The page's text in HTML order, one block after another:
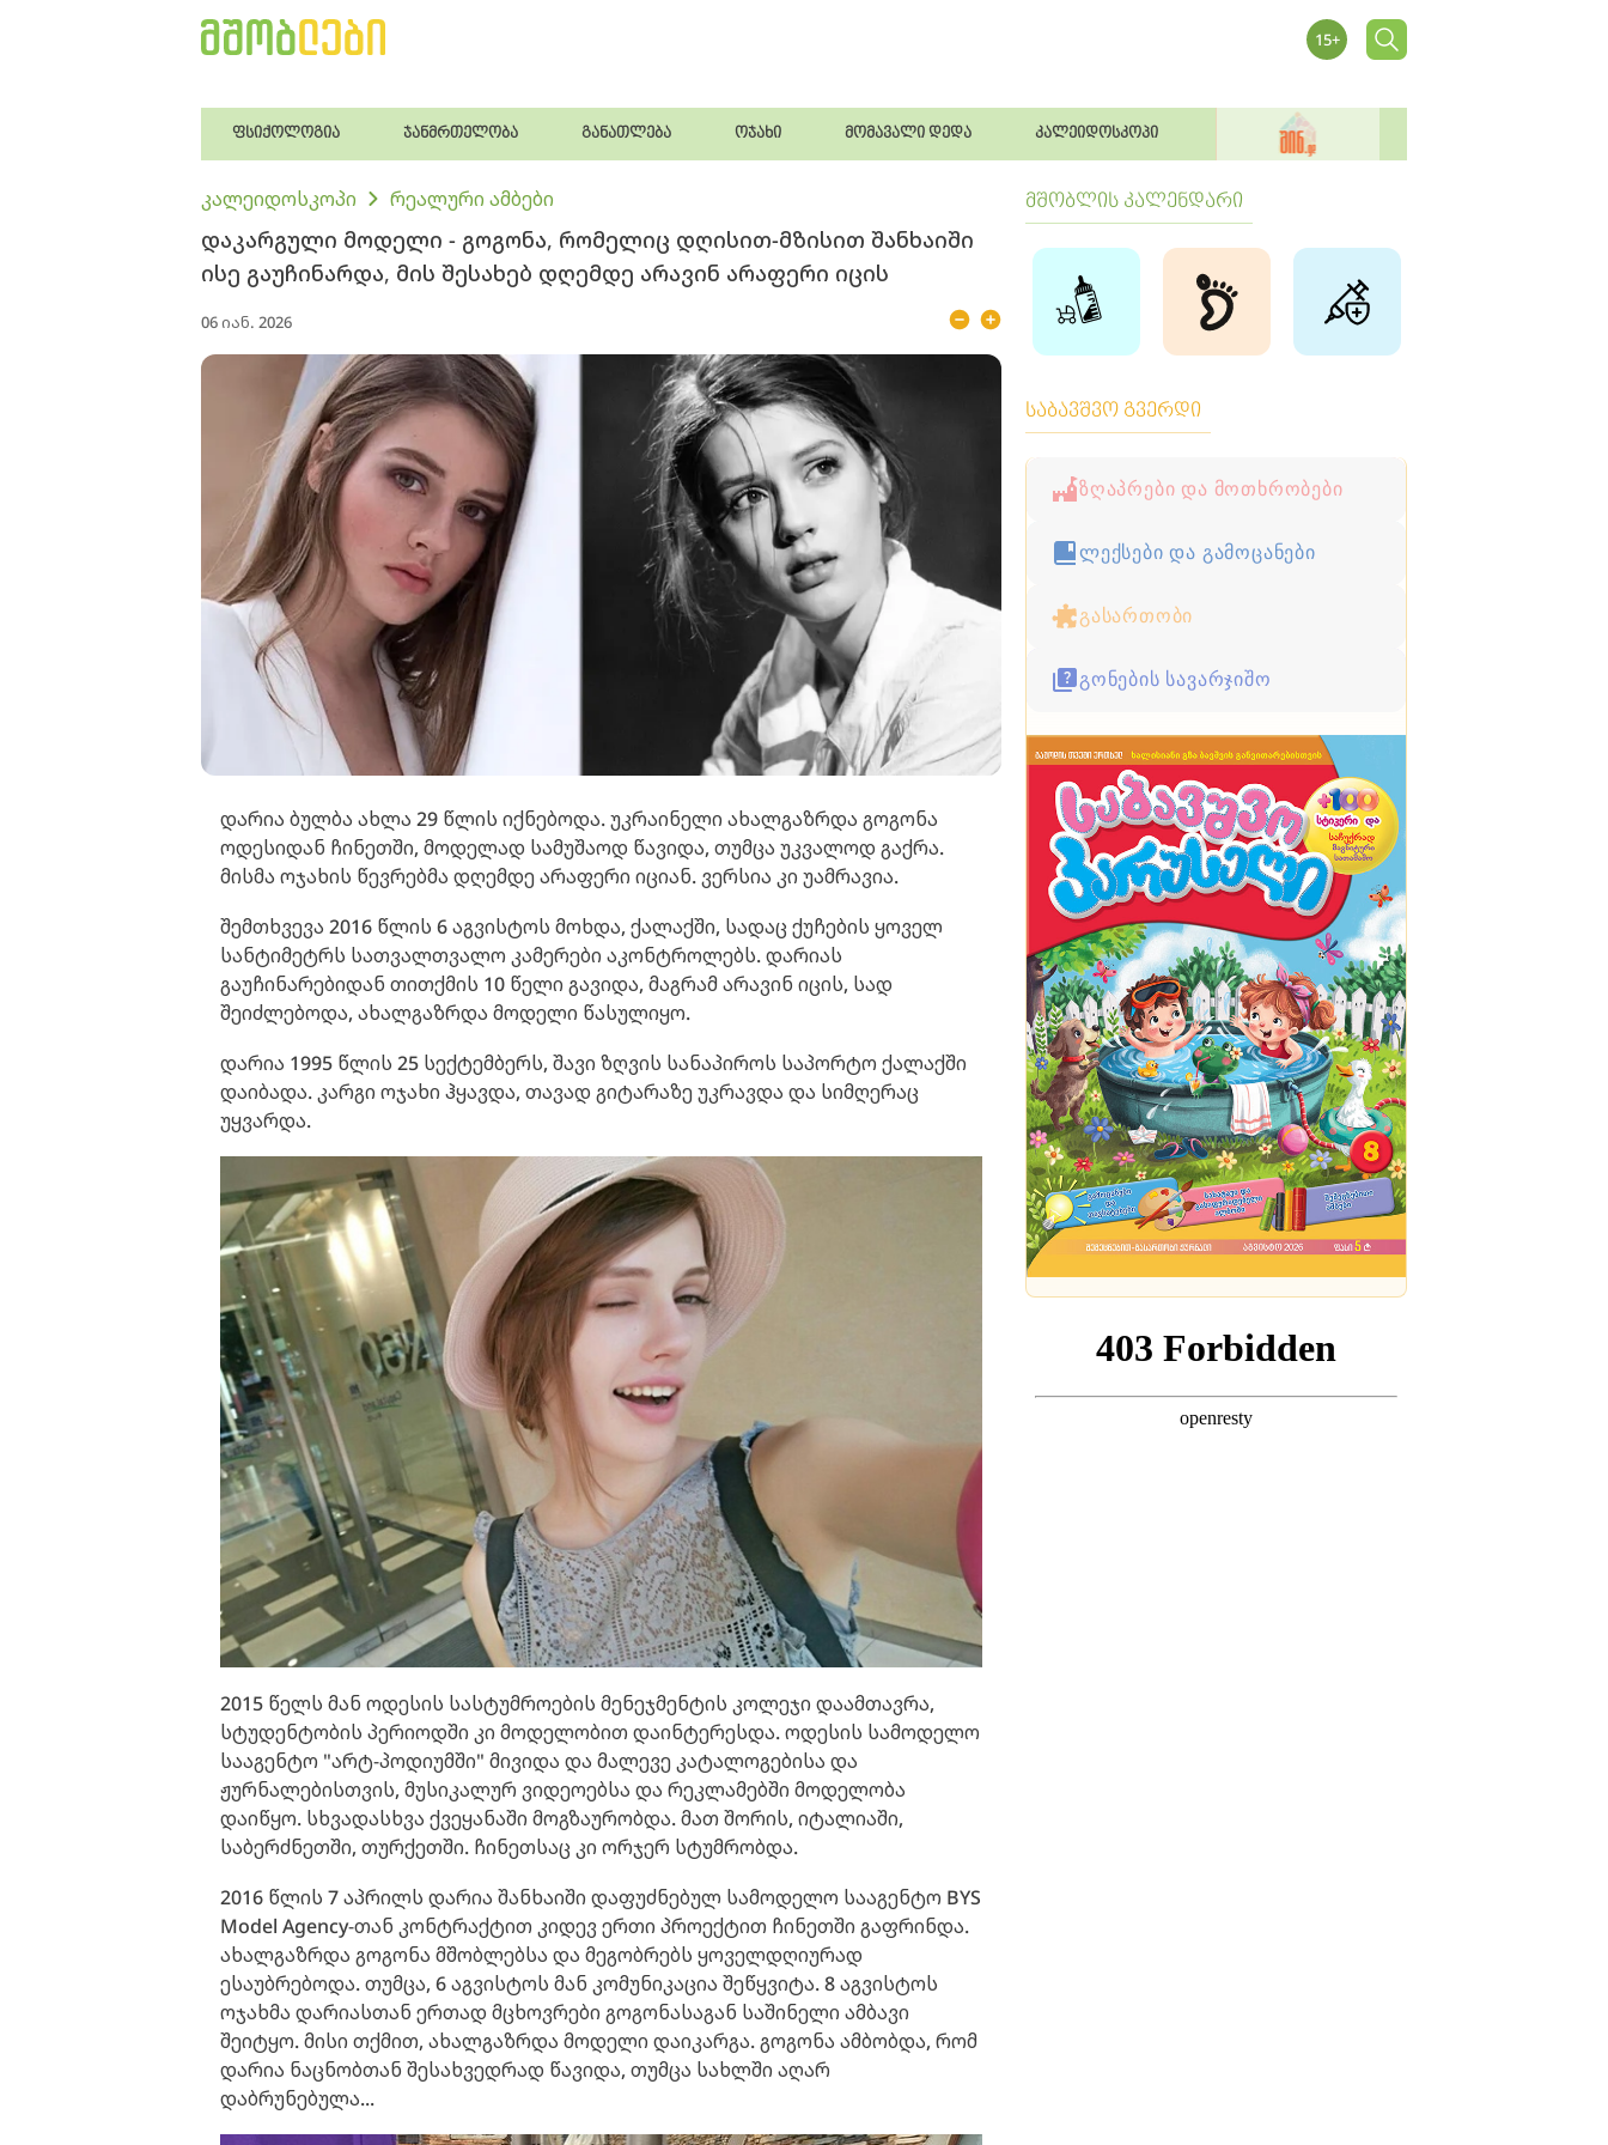
ფსიქოლოგია ჯანმრთელობა განათლება ოჯახი მომავალი დედა კალეიდოსკოპი
კალეიდოსკოპი რეალური ამბები
დაკარგული მოდელი - გოგონა, რომელიც დღისით-მზისით შანხაიში
ისე გაუჩინარდა, მის შესახებ დღემდე არავინ არაფერი იცის
06 იან. 2026
დარია ბულბა ახლა 29 წლის იქნებოდა. უკრაინელი ახალგაზრდა გოგონა
ოდესიდან ჩინეთში, მოდელად სამუშაოდ წავიდა, თუმცა უკვალოდ გაქრა.
მისმა ოჯახის წევრებმა დღემდე არაფერი იციან. ვერსია კი უამრავია.
შემთხვევა 2016 წლის 6 აგვისტოს მოხდა, ქალაქში, სადაც ქუჩების ყოველ
სანტიმეტრს სათვალთვალო კამერები აკონტროლებს. დარიას
გაუჩინარებიდან თითქმის 10 წელი გავიდა, მაგრამ არავინ იცის, სად
შეიძლებოდა, ახალგაზრდა მოდელი წასულიყო.
დარია 1995 წლის 25 სექტემბერს, შავი ზღვის სანაპიროს საპორტო ქალაქში
დაიბადა. კარგი ოჯახი ჰყავდა, თავად გიტარაზე უკრავდა და სიმღერაც
უყვარდა.
2015 წელს მან ოდესის სასტუმროების მენეჯმენტის კოლეჯი დაამთავრა,
სტუდენტობის პერიოდში კი მოდელობით დაინტერესდა. ოდესის სამოდელო
სააგენტო "არტ-პოდიუმში" მივიდა და მალევე კატალოგებისა და
ჟურნალებისთვის, მუსიკალურ ვიდეოებსა და რეკლამებში მოდელობა
დაიწყო. სხვადასხვა ქვეყანაში მოგზაურობდა. მათ შორის, იტალიაში,
საბერძნეთში, თურქეთში. ჩინეთსაც კი ორჯერ სტუმრობდა.
2016 წლის 7 აპრილს დარია შანხაიში დაფუძნებულ სამოდელო სააგენტო BYS
Model Agency-თან კონტრაქტით კიდევ ერთი პროექტით ჩინეთში გაფრინდა.
ახალგაზრდა გოგონა მშობლებსა და მეგობრებს ყოველდღიურად
ესაუბრებოდა. თუმცა, 6 აგვისტოს მან კომუნიკაცია შეწყვიტა. 8 აგვისტოს
ოჯახმა დარიასთან ერთად მცხოვრები გოგონასაგან საშინელი ამბავი
შეიტყო. მისი თქმით, ახალგაზრდა მოდელი დაიკარგა. გოგონა ამბობდა, რომ
დარია ნაცნობთან შესახვედრად წავიდა, თუმცა სახლში აღარ
დაბრუნებულა...
მშობლის კალენდარი
საბავშვო გვერდი
ზღაპრები და მოთხრობები
ლექსები და გამოცანები
გასართობი
გონების სავარჯიშო